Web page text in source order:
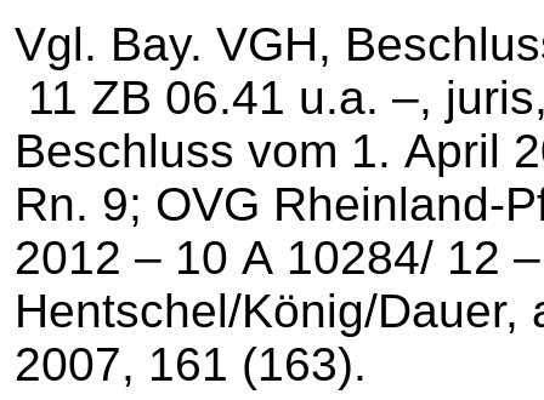
Vgl. Bay. VGH,
11 ZB 06.41 u.a. –,
Beschluss vom 1. April
Rn. 9; OVG Rheinland-
2012 – 10 A 10284/ 12
Hentschel/König/Dauer,
2007, 161 (163).